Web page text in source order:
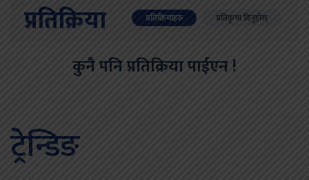
प्रतिक्रिया प्रतिक्रियाहरु प्रतिकृया दिनुहोस्
कुनै पनि प्रतिक्रिया पाईएन !
ट्रेन्डिङ